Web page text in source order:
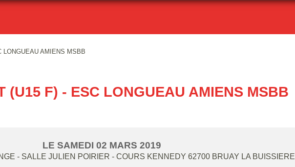
LONGUEAU AMIENS MSBB
(U15 F) - ESC LONGUEAU AMIENS MSBB
LE SAMEDI 02 MARS 2019
- SALLE JULIEN POIRIER - COURS KENNEDY 62700 BRUAY LA BUISSIERE